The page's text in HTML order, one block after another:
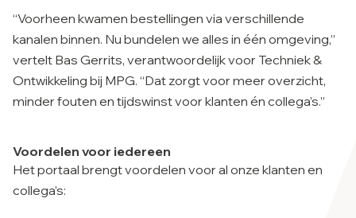
“Voorheen kwamen bestellingen via verschillende
kanalen binnen. Nu bundelen we alles in één omgeving,”
vertelt Bas Gerrits, verantwoordelijk voor Techniek &
Ontwikkeling bij MPG. “Dat zorgt voor meer overzicht,
minder fouten en tijdswinst voor klanten én collega’s.”
Voordelen voor iedereen
Het portaal brengt voordelen voor al onze klanten en
collega’s: